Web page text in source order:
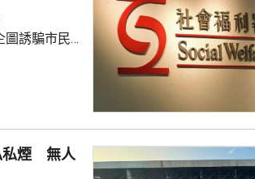
圖誘騙市民
郵或短訊，
私煙 無人